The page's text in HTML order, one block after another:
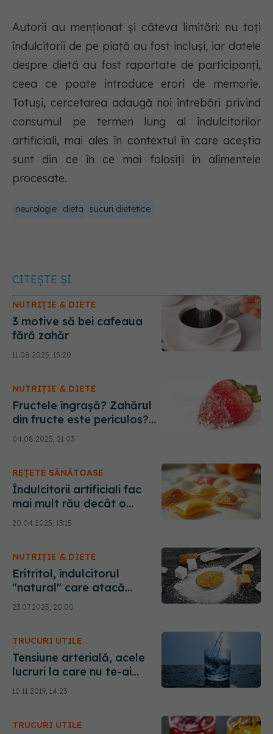
Autorii au menționat și câteva limitări: nu toți
îndulcitorii de pe piață au fost incluși, iar datele
despre dietă au fost raportate de participanți,
ceea ce poate introduce erori de memorie.
Totuși, cercetarea adaugă noi întrebări privind
consumul pe termen lung al îndulcitorilor
artificiali, mai ales în contextul în care aceștia
sunt din ce în ce mai folosiți în alimentele
procesate.
neurologie dieta sucuri dietetice
CITEȘTE ȘI
NUTRIȚIE & DIETE
3 motive să bei cafeaua
fără zahăr
11.08.2025, 15:20
NUTRIȚIE & DIETE
Fructele îngrașă? Zahărul
din fructe este periculos?
Răspunsul te va surprinde
04.08.2025, 21:03
REȚETE SĂNĂTOASE
Îndulcitorii artificiali fac
mai mult rău decât o
prăjitură întreagă. Cea mai
sigură variantă pentru un
20.04.2025, 13:15
NUTRIȚIE & DIETE
Eritritol, îndulcitorul
"natural" care atacă
creierul. Crește riscul de
AVC și infarct
23.07.2025, 20:00
TRUCURI UTILE
Tensiune arterială, acele
lucruri la care nu te-ai
gândit că o cresc
10.11.2019, 14:23
TRUCURI UTILE